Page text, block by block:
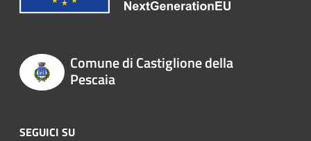
Comune di Castiglione della
Pescaia
SEGUICI SU